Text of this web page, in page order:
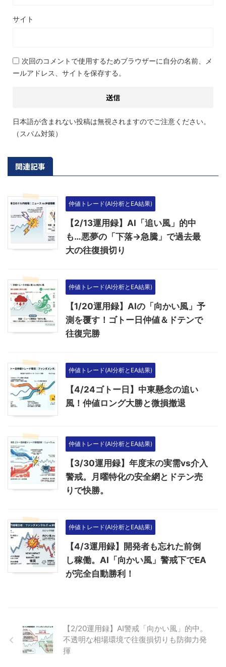
サイト
次回のコメントで使用するためブラウザーに自分の名前、メ
ールアドレス、サイトを保存する。
日本語が含まれない投稿は無視されますのでご注意ください。
（スパム対策）
関連記事
仲値トレード(AI分析とEA結果)
【2/13運用録】AI「追い風」的中
も…悪夢の「下落→急騰」で過去最
大の往復損切り
仲値トレード(AI分析とEA結果)
【1/20運用録】AIの「向かい風」予
測を覆す！ゴトー日仲値＆ドテンで
往復完勝
仲値トレード(AI分析とEA結果)
【4/24ゴトー日】中東懸念の追い
風！仲値ロング大勝と微損撤退
仲値トレード(AI分析とEA結果)
【3/30運用録】年度末の実需vs介入
警戒。月曜特化の安全網とドテン売
りで快勝。
仲値トレード(AI分析とEA結果)
【4/3運用録】開発者も忘れた前倒
し稼働。AI「向かい風」警戒下でEA
が完全自動勝利！
【2/20運用録】AI警戒「向かい風」的中。
不透明な相場環境で往復損切りも防御力発
揮